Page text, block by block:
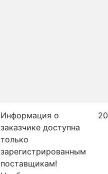
Информация о
заказчике доступна
только
зарегистрированным
поставщикам!